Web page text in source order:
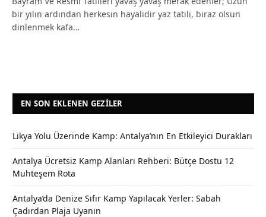
bir yılın ardından herkesin hayalidir yaz tatili, biraz olsun
dinlenmek kafa…
EN SON EKLENEN GEZILER
Likya Yolu Üzerinde Kamp: Antalya’nın En Etkileyici Durakları
Antalya Ücretsiz Kamp Alanları Rehberi: Bütçe Dostu 12
Muhteşem Rota
Antalya’da Denize Sıfır Kamp Yapılacak Yerler: Sabah
Çadırdan Plaja Uyanın